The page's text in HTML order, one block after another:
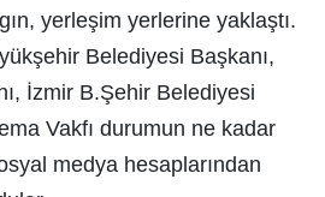
yerleşim yerlerine yaklaştı.
Belediyesi Başkanı,
İzmir B.Şehir Belediyesi
Vakfı durumun ne kadar
medya hesaplarından